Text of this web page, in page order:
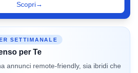
Scopri→
SETTIMANALE
per Te
annunci remote-friendly, sia ibridi che